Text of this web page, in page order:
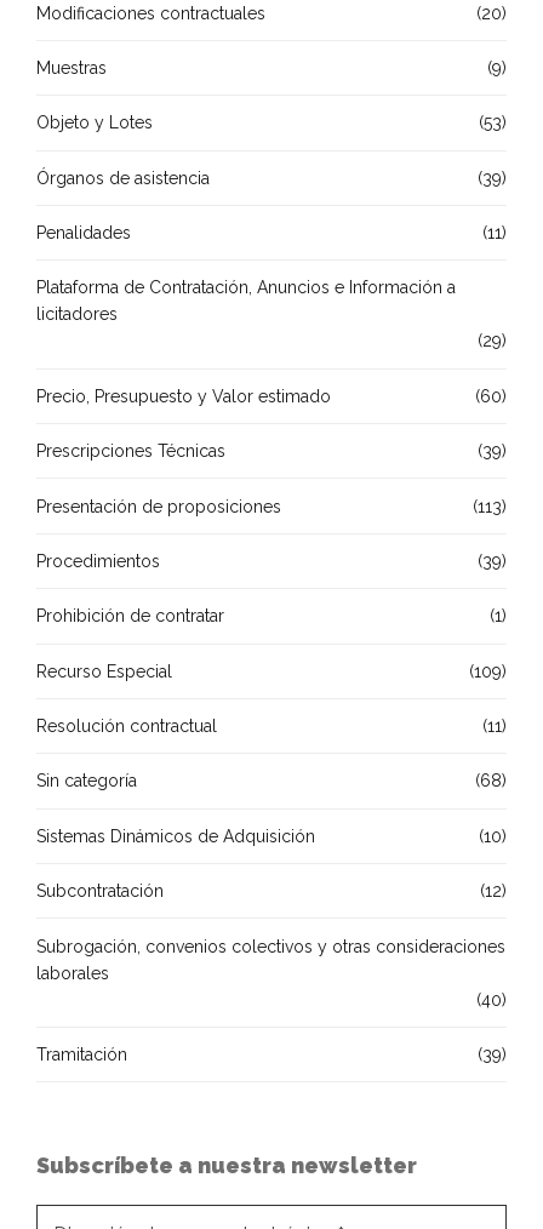
Modificaciones contractuales (20)
Muestras (9)
Objeto y Lotes (53)
Órganos de asistencia (39)
Penalidades (11)
Plataforma de Contratación, Anuncios e Información a
licitadores
(29)
Precio, Presupuesto y Valor estimado (60)
Prescripciones Técnicas (39)
Presentación de proposiciones (113)
Procedimientos (39)
Prohibición de contratar (1)
Recurso Especial (109)
Resolución contractual (11)
Sin categoría (68)
Sistemas Dinámicos de Adquisición (10)
Subcontratación (12)
Subrogación, convenios colectivos y otras consideraciones
laborales
(40)
Tramitación (39)
Subscríbete a nuestra newsletter